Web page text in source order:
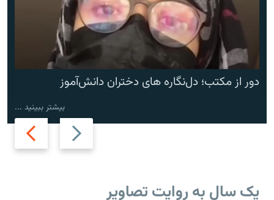
Previous
slide
Next
slide
دور از مکتب؛ دل‌نگاره های دختران دانش‌آموز
بیشتر ببینید ...
یک سال به روایت تصاویر